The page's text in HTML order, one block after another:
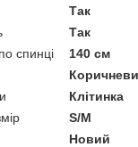
Так
Так
спинці
140 см
Клітинка
S/M
Новий